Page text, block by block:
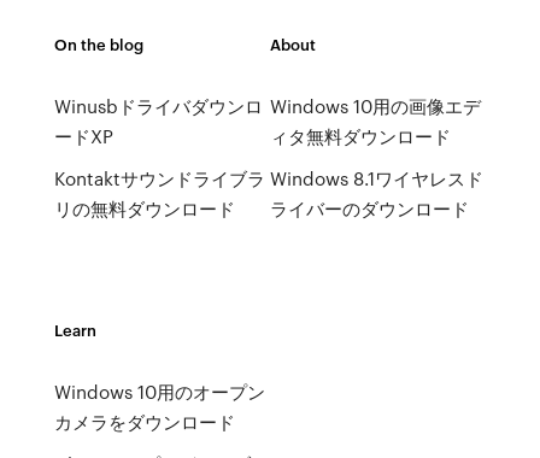
On the blog
Winusbドライバダウンロ
ードXP
Kontaktサウンドライブラ
リの無料ダウンロード
About
Windows 10用の画像エデ
ィタ無料ダウンロード
Windows 8.1ワイヤレスド
ライバーのダウンロード
Learn
Windows 10用のオープン
カメラをダウンロード